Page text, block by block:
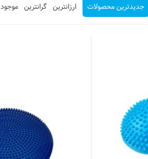
جدیدترین محصولات ارزانترین گرانترین موجود